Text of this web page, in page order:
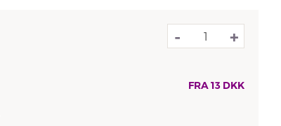
- +
FRA13DKK